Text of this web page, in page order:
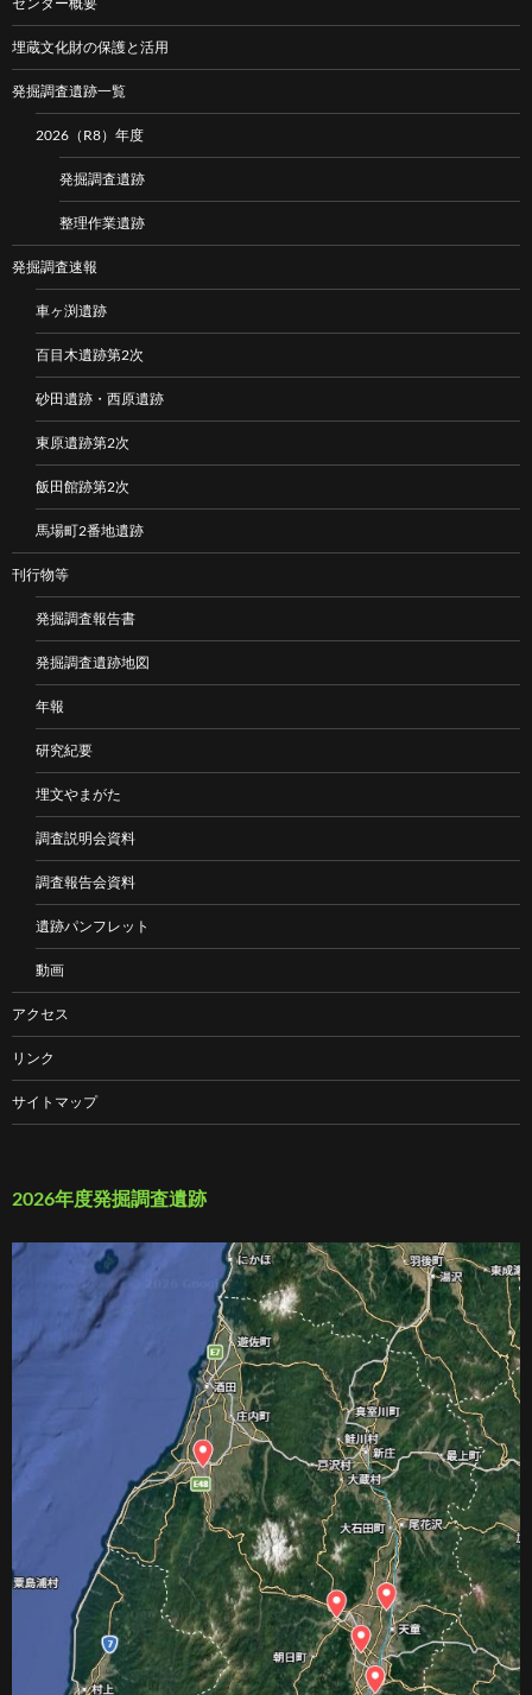
埋蔵文化財の保護と活用
発掘調査遺跡一覧
2026（R8）年度
発掘調査遺跡
整理作業遺跡
発掘調査速報
車ヶ渕遺跡
百目木遺跡第2次
砂田遺跡・西原遺跡
東原遺跡第2次
飯田館跡第2次
馬場町2番地遺跡
刊行物等
発掘調査報告書
発掘調査遺跡地図
年報
研究紀要
埋文やまがた
調査説明会資料
調査報告会資料
遺跡パンフレット
動画
アクセス
リンク
サイトマップ
2026年度発掘調査遺跡